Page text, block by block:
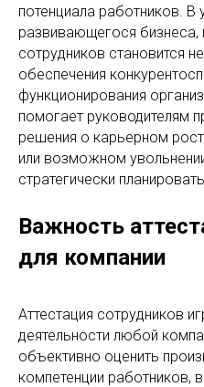
потенциала работников. В
развивающегося бизнеса,
сотрудников становится
обеспечения
функционирования
помогает руководителям
решения о карьерном
или возможном
стратегически
Важность
для компании
Аттестация сотрудников
деятельности любой
объективно оценить
компетенции работников,